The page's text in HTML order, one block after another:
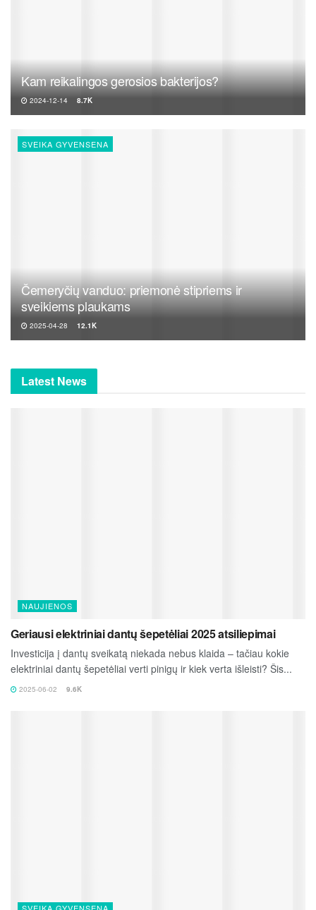
Kam reikalingos gerosios bakterijos?
2024-12-14 8.7K
SVEIKA GYVENSENA
Čemeryčių vanduo: priemonė stipriems ir
sveikiems plaukams
2025-04-28 12.1K
Latest News
NAUJIENOS
Geriausi elektriniai dantų šepetėliai 2025 atsiliepimai
Investicija į dantų sveikatą niekada nebus klaida – tačiau kokie
elektriniai dantų šepetėliai verti pinigų ir kiek verta išleisti? Šis...
2025-06-02 9.6K